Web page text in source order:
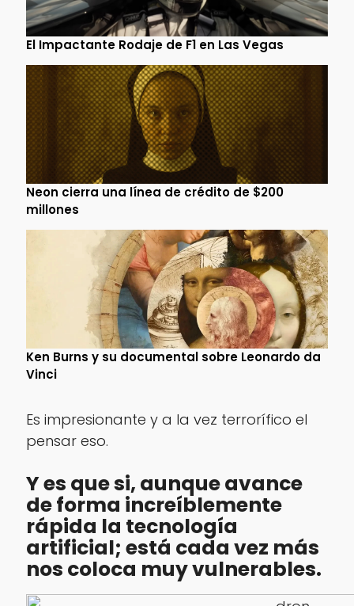
El Impactante Rodaje de F1 en Las Vegas
Neon cierra una línea de crédito de $200
millones
Ken Burns y su documental sobre Leonardo da
Vinci
Es impresionante y a la vez terrorífico el
pensar eso.
Y es que si, aunque avance
de forma increíblemente
rápida la tecnología
artificial; está cada vez más
nos coloca muy vulnerables.